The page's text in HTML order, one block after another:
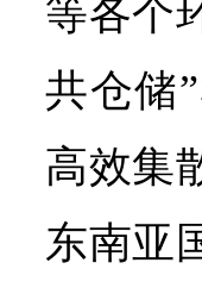
等各个
共仓储
高效集
东南亚